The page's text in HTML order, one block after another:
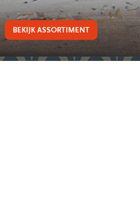
BEKIJK ASSORTIMENT